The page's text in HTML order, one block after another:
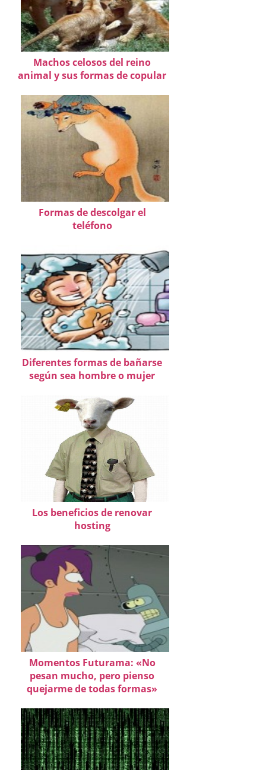
Machos celosos del reino
animal y sus formas de copular
Formas de descolgar el
teléfono
Diferentes formas de bañarse
según sea hombre o mujer
Los beneficios de renovar
hosting
Momentos Futurama: «No
pesan mucho, pero pienso
quejarme de todas formas»